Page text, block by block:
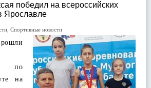
победил на всероссийских
Ярославле
Спортивные новости
по
на